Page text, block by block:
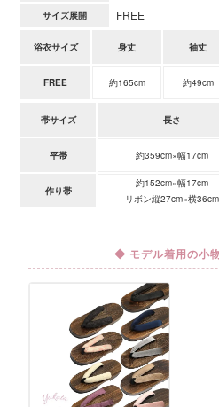
サイズ展開 FREE
浴衣サイズ 身丈 袖丈
FREE 約165cm 約49cm
帯サイズ 長さ
平帯 約359cm×幅17cm
作り帯
約152cm×幅17cm
リボン縦27cm×横36cm
◆ モデル着用の小